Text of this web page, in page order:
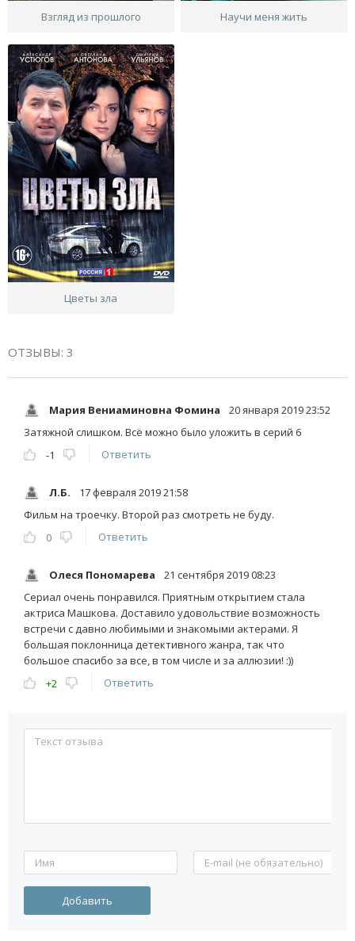
Взгляд из прошлого Научи меня жить
Цветы зла
ОТЗЫВЫ: 3
Мария Вениаминовна Фомина
20 января 2019 23:52
Затяжной слишком. Всё можно было уложить в серий 6
-1
Ответить
Л.Б.
17 февраля 2019 21:58
Фильм на троечку. Второй раз смотреть не буду.
0
Ответить
Олеся Пономарева
21 сентября 2019 08:23
Сериал очень понравился. Приятным открытием стала
актриса Машкова. Доставило удовольствие возможность
встречи с давно любимыми и знакомыми актерами. Я
большая поклонница детективного жанра, так что
большое спасибо за все, в том числе и за аллюзии! :))
+2
Ответить